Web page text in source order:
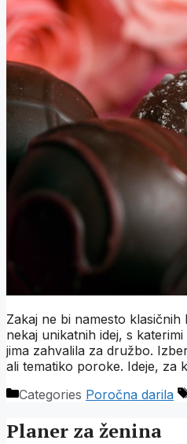
Zakaj ne bi namesto
nekaj unikatnih idej, s
jima zahvalila za družbo.
ali tematiko poroke. Ideje, za
Categories Poročna darila
Planer za ženina